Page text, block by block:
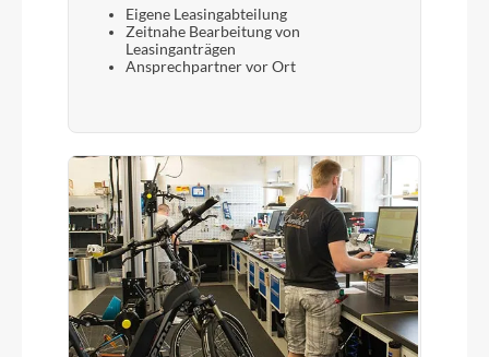
Eigene Leasingabteilung
Zeitnahe Bearbeitung von
Leasinganträgen
Ansprechpartner vor Ort